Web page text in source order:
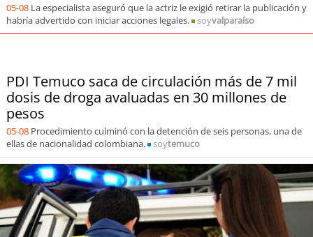
soychillán
soytalcahuano
soy
soycoronel
soyarauco
soytemuco
05-08 La especialista aseguró que la actriz le exigió retirar la publicación y
habría advertido con iniciar acciones legales.
soyvalparaíso
PDI Temuco saca de circulación más de 7 mil
dosis de droga avaluadas en 30 millones de
pesos
05-08 Procedimiento culminó con la detención de seis personas, una de
ellas de nacionalidad colombiana.
soytemuco